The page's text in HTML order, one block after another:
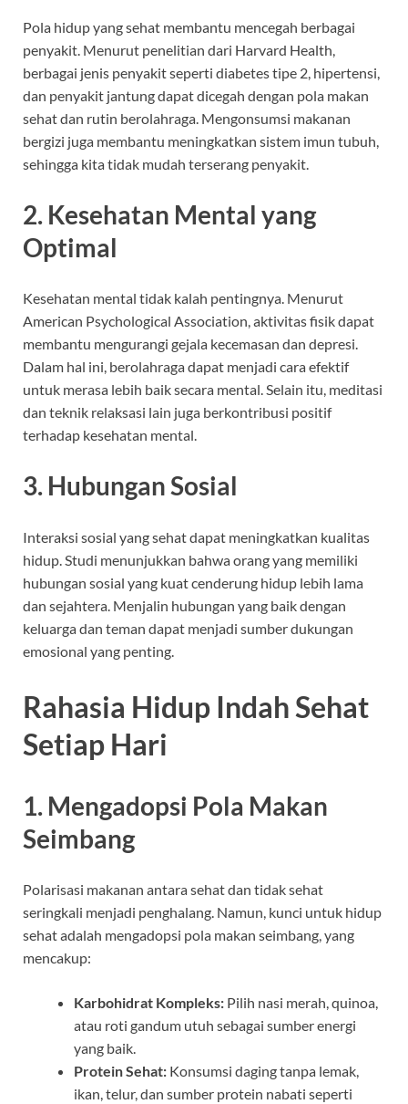
Pola hidup yang sehat membantu mencegah berbagai
penyakit. Menurut penelitian dari Harvard Health,
berbagai jenis penyakit seperti diabetes tipe 2, hipertensi,
dan penyakit jantung dapat dicegah dengan pola makan
sehat dan rutin berolahraga. Mengonsumsi makanan
bergizi juga membantu meningkatkan sistem imun tubuh,
sehingga kita tidak mudah terserang penyakit.
2. Kesehatan Mental yang
Optimal
Kesehatan mental tidak kalah pentingnya. Menurut
American Psychological Association, aktivitas fisik dapat
membantu mengurangi gejala kecemasan dan depresi.
Dalam hal ini, berolahraga dapat menjadi cara efektif
untuk merasa lebih baik secara mental. Selain itu, meditasi
dan teknik relaksasi lain juga berkontribusi positif
terhadap kesehatan mental.
3. Hubungan Sosial
Interaksi sosial yang sehat dapat meningkatkan kualitas
hidup. Studi menunjukkan bahwa orang yang memiliki
hubungan sosial yang kuat cenderung hidup lebih lama
dan sejahtera. Menjalin hubungan yang baik dengan
keluarga dan teman dapat menjadi sumber dukungan
emosional yang penting.
Rahasia Hidup Indah Sehat
Setiap Hari
1. Mengadopsi Pola Makan
Seimbang
Polarisasi makanan antara sehat dan tidak sehat
seringkali menjadi penghalang. Namun, kunci untuk hidup
sehat adalah mengadopsi pola makan seimbang, yang
mencakup:
Karbohidrat Kompleks: Pilih nasi merah, quinoa,
atau roti gandum utuh sebagai sumber energi
yang baik.
Protein Sehat: Konsumsi daging tanpa lemak,
ikan, telur, dan sumber protein nabati seperti